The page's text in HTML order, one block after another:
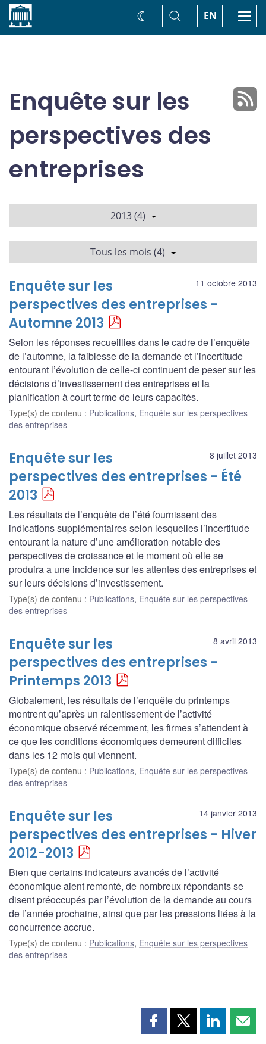
Accueil EN
Basculer
la
recherche
Changez
de
Enquête sur les
perspectives des
entreprises
2013 (4)
Tous les mois (4)
11 octobre 2013
Enquête sur les
perspectives des entreprises -
Automne 2013
Selon les réponses recueillies dans le cadre de l’enquête
de l’automne, la faiblesse de la demande et l’incertitude
entourant l’évolution de celle-ci continuent de peser sur les
décisions d’investissement des entreprises et la
planification à court terme de leurs capacités.
Type(s) de contenu : Publications, Enquête sur les perspectives
des entreprises
8 juillet 2013
Enquête sur les
perspectives des entreprises - Été
2013
Les résultats de l’enquête de l’été fournissent des
indications supplémentaires selon lesquelles l’incertitude
entourant la nature d’une amélioration notable des
perspectives de croissance et le moment où elle se
produira a une incidence sur les attentes des entreprises et
sur leurs décisions d’investissement.
Type(s) de contenu : Publications, Enquête sur les perspectives
des entreprises
8 avril 2013
Enquête sur les
perspectives des entreprises -
Printemps 2013
Globalement, les résultats de l’enquête du printemps
montrent qu’après un ralentissement de l’activité
économique observé récemment, les firmes s’attendent à
ce que les conditions économiques demeurent difficiles
dans les 12 mois qui viennent.
Type(s) de contenu : Publications, Enquête sur les perspectives
des entreprises
14 janvier 2013
Enquête sur les
perspectives des entreprises - Hiver
2012-2013
Bien que certains indicateurs avancés de l’activité
économique aient remonté, de nombreux répondants se
disent préoccupés par l’évolution de la demande au cours
de l’année prochaine, ainsi que par les pressions liées à la
concurrence accrue.
Type(s) de contenu : Publications, Enquête sur les perspectives
des entreprises
PartagerPartagerPartager